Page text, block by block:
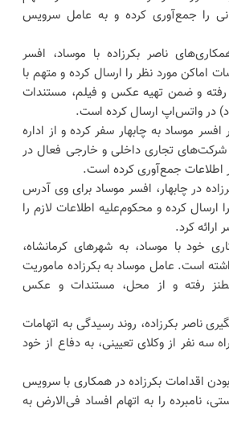
را جمع‌آوری کرده و به عامل سرویس
ناصر بکرزاده با موساد، افسر
مورد نظر را ارسال کرده و متهم با
و ضمن تهیه عکس و فیلم، مستندات
در واتس‌اپ ارسال کرده است.
موساد به چابهار سفر کرده و از اداره
شرکت‌های تجاری داخلی و خارجی فعال در
اطلاعات جمع‌آوری کرده است.
در چابهار، افسر موساد برای وی آدرس
کرده و محکوم‌علیه اطلاعات لازم را
کرد.
خود با موساد، به شهرهای کرمانشاه،
است. عامل موساد به بکرزاده ماموریت
رفته و از محل، مستندات و عکس
ناصر بکرزاده، روند رسیدگی به اتهامات
سه نفر از وکلای تعیینی، به دفاع از خود
اقدامات بکرزاده در همکاری با سرویس
نامبرده را به اتهام افساد فی‌الارض به